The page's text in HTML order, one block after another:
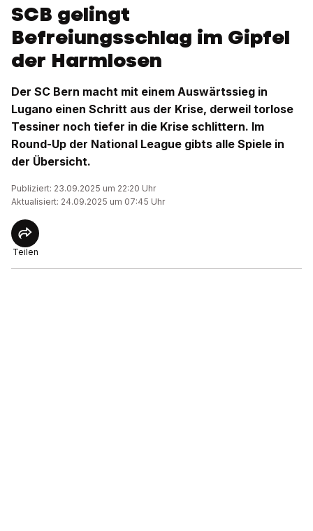
SCB gelingt
Befreiungsschlag im Gipfel
der Harmlosen
Der SC Bern macht mit einem Auswärtssieg in
Lugano einen Schritt aus der Krise, derweil torlose
Tessiner noch tiefer in die Krise schlittern. Im
Round-Up der National League gibts alle Spiele in
der Übersicht.
Publiziert: 23.09.2025 um 22:20 Uhr
Aktualisiert: 24.09.2025 um 07:45 Uhr
Teilen